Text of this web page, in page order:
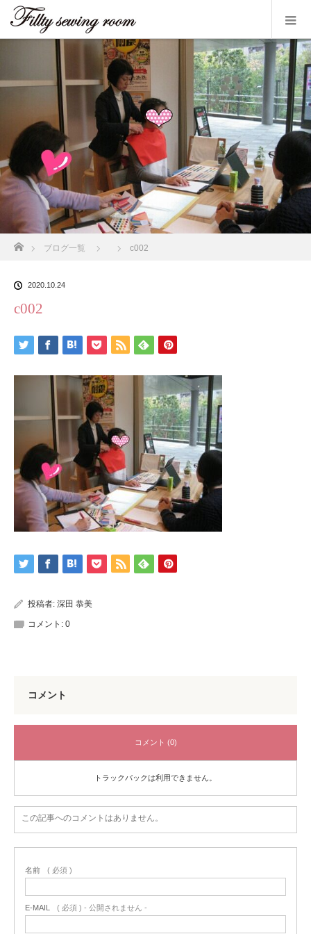
ブログ一覧 c002
2020.10.24
c002
投稿者: 深田 恭美
コメント: 0
コメント
コメント (0)
トラックバックは利用できません。
この記事へのコメントはありません。
名前 ( 必須 )
E-MAIL ( 必須 ) - 公開されません -